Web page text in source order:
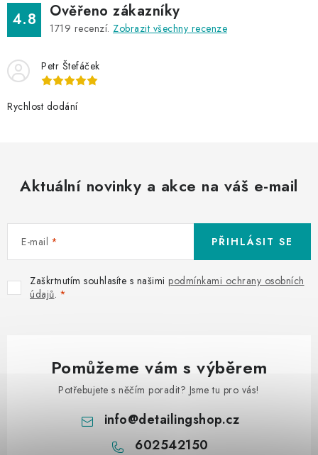
4.8 Ověřeno zákazníky
1719 recenzí. Zobrazit všechny recenze
Petr Štefáček
Rychlost dodání
Aktuální novinky a akce na váš e-mail
E-mail
Zaškrtnutím souhlasíte s našimi podmínkami ochrany osobních
údajů.
PŘIHLÁSIT SE
Pomůžeme vám s výběrem
Potřebujete s něčím poradit? Jsme tu pro vás!
info@detailingshop.cz
602542150